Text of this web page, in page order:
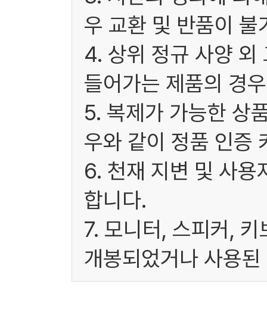
우 교환 및 반품이 불
4. 상위 정규 사양 외
들어가는 제품의 경
5. 복제가 가능한 상
우와 같이 정품 인증
6. 천재 지변 및 사용
합니다.
7. 모니터, 스피커,
개봉되었거나 사용